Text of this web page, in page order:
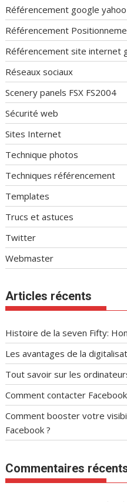
Référencement google
Référencement
Référencement site internet
Réseaux sociaux
Scenery panels FSX FS2004
Sécurité web
Sites Internet
Technique photos
Techniques référencement
Templates
Trucs et astuces
Twitter
Webmaster
Articles récents
Histoire de la seven Fifty:
Les avantages de la
Tout savoir sur les
Comment contacter
Comment booster votre
Facebook ?
Commentaires